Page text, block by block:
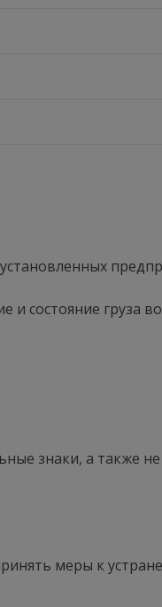
состояние груза
знаки, а также не
меры к